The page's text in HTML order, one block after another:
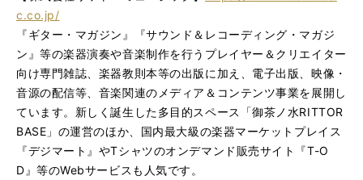
c.co.jp/
『ギター・マガジン』『サウンド＆レコーディング・マガジ
ン』等の楽器演奏や音楽制作を行うプレイヤー＆クリエイター
向け専門雑誌、楽器教則本等の出版に加え、電子出版、映像・
音源の配信等、音楽関連のメディア＆コンテンツ事業を展開し
ています。新しく誕生した多目的スペース「御茶ノ水RITTOR
BASE」の運営のほか、国内最大級の楽器マーケットプレイス
『デジマート』やTシャツのオンデマンド販売サイト『T-O
D』等のWebサービスも人気です。